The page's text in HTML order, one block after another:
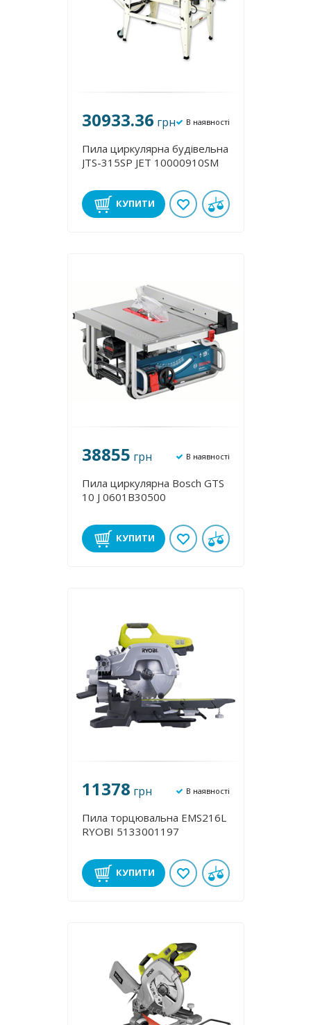
30933.36 грн В наявності
Пила циркулярна будівельна
JTS-315SP JET 10000910SM
КУПИТИ
38855 грн В наявності
Пила циркулярна Bosch GTS
10 J 0601B30500
КУПИТИ
11378 грн В наявності
Пила торцювальна EMS216L
RYOBI 5133001197
КУПИТИ